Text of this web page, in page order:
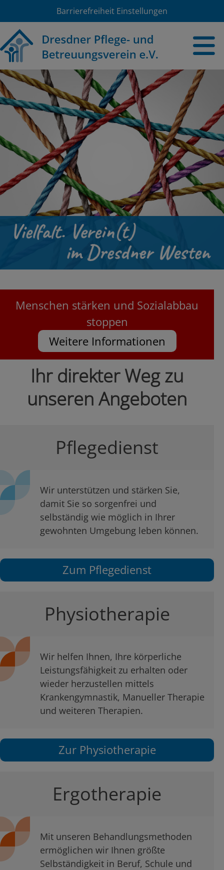
Barrierefreiheit Einstellungen
Menschen stärken und Sozialabbau
stoppen
Weitere Informationen
Ihr direkter Weg zu
unseren Angeboten
Pflegedienst
Wir unterstützen und stärken Sie,
damit Sie so sorgenfrei und
selbständig wie möglich in Ihrer
gewohnten Umgebung leben können.
Zum Pflegedienst
Physiotherapie
Wir helfen Ihnen, Ihre körperliche
Leistungsfähigkeit zu erhalten oder
wieder herzustellen mittels
Krankengymnastik, Manueller Therapie
und weiteren Therapien.
Zur Physiotherapie
Ergotherapie
Mit unseren Behandlungsmethoden
ermöglichen wir Ihnen größte
Selbständigkeit in Beruf, Schule und